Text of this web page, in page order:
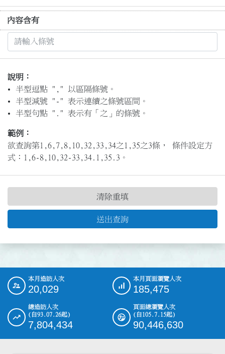
內容含有
說明：
半型逗點 "," 以區隔條號。
半型減號 "-" 表示連續之條號區間。
半型句點 "." 表示有「之」的條號。
範例：
欲查詢第1,6,7,8,10,32,33,34之1,35之3條， 條件設定方
式：1,6-8,10,32-33,34.1,35.3。
送出查詢
清除重填
::: 本月造訪人次
20,029
本月頁面瀏覽人次
185,475
總造訪人次
(自93.07.26起)
7,804,434
頁面總瀏覽人次
(自105.7.15起)
90,446,630